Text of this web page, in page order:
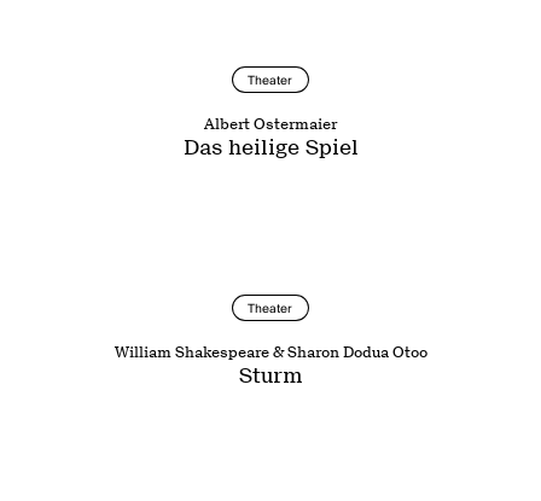
Theater
Albert Ostermaier
Das heilige Spiel
Theater
William Shakespeare & Sharon Dodua Otoo
Sturm